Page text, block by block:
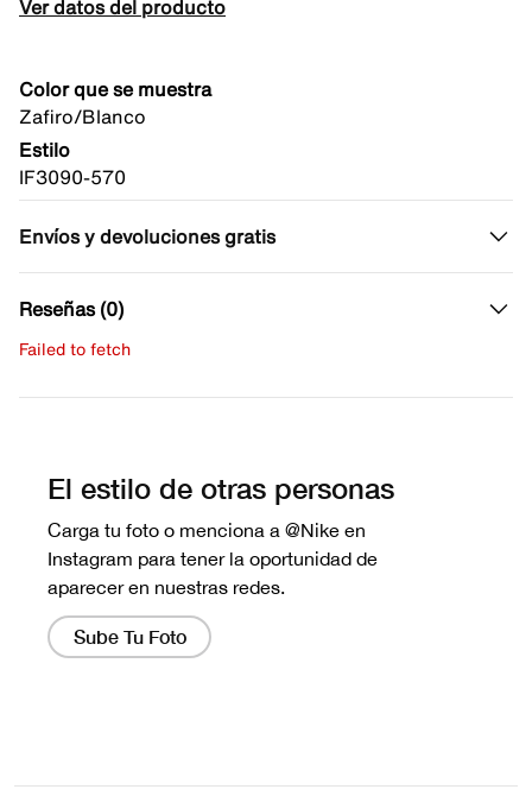
Ver datos del producto
Color que se muestra
Zafiro/Blanco
Estilo
IF3090-570
Envíos y devoluciones gratis
Reseñas (0)
Failed to fetch